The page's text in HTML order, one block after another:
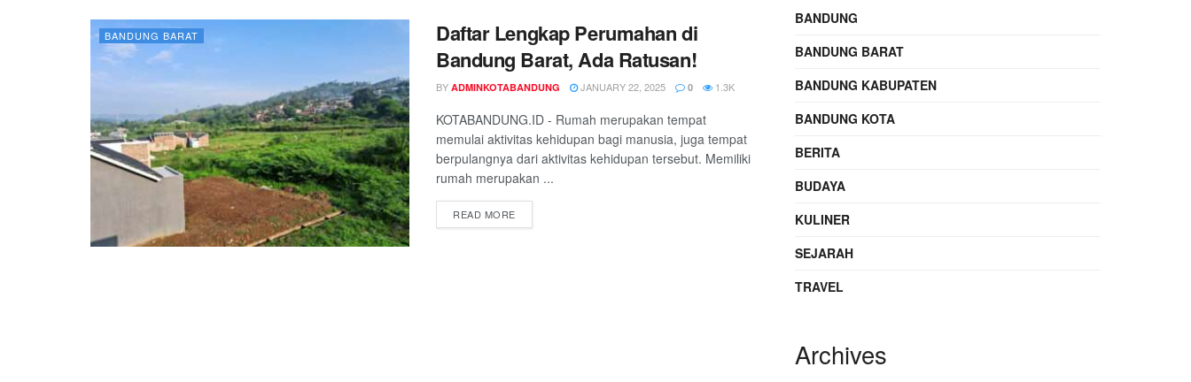
BANDUNG BARAT
Daftar Lengkap Perumahan di
Bandung Barat, Ada Ratusan!
BY ADMINKOTABANDUNG JANUARY 22, 2025 0 1.3K
KOTABANDUNG.ID - Rumah merupakan tempat
memulai aktivitas kehidupan bagi manusia, juga tempat
berpulangnya dari aktivitas kehidupan tersebut. Memiliki
rumah merupakan ...
READ MORE
BANDUNG
BANDUNG BARAT
BANDUNG KABUPATEN
BANDUNG KOTA
BERITA
BUDAYA
KULINER
SEJARAH
TRAVEL
Archives